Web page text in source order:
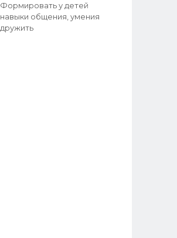
Формировать у детей
навыки общения, умения
дружить